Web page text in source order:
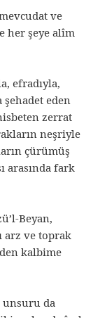
ve
her şeye alîm
efradıyla,
eden
zerrat
neşriyle
çürümüş
arasında fark
Beyan,
arz ve toprak
kalbime
da